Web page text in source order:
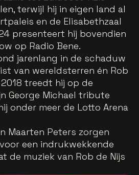
terwijl hij in eigen land al
en de Elisabethzaal
presenteert hij bovendien
op Radio Bene.
jarenlang in de schaduw
van wereldsterren én Rob
treedt hij op de
George Michael tribute
onder meer de Lotto Arena
Maarten Peters zorgen
een indrukwekkende
de muziek van Rob de Nijs